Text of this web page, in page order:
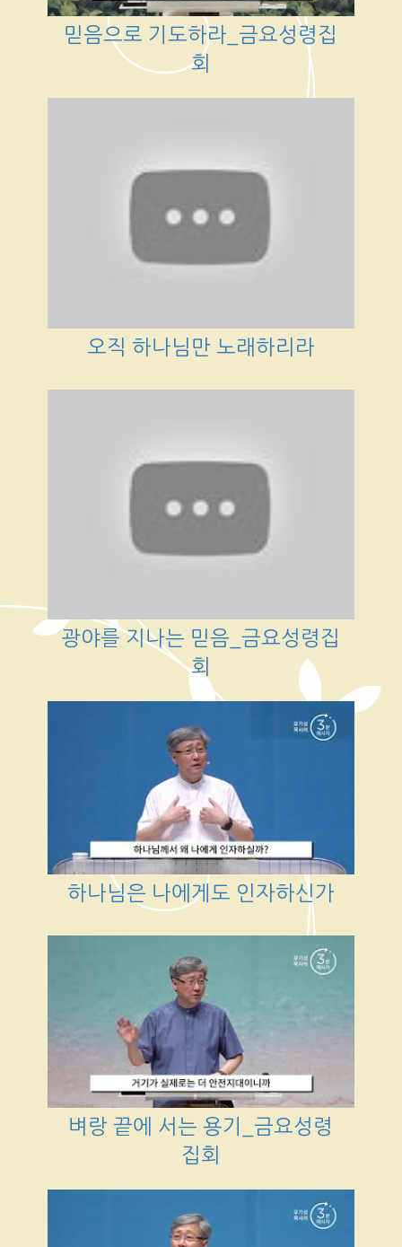
믿음으로 기도하라_금요성령집
회
오직 하나님만 노래하리라
광야를 지나는 믿음_금요성령집
회
하나님은 나에게도 인자하신가
벼랑 끝에 서는 용기_금요성령
집회